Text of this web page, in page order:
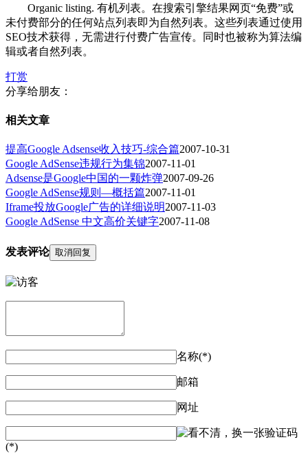
Organic listing. 有机列表。在搜索引擎结果网页“免费”或
未付费部分的任何站点列表即为自然列表。这些列表通过使用
SEO技术获得，无需进行付费广告宣传。同时也被称为算法编
辑或者自然列表。
打赏
分享给朋友：
相关文章
提高Google Adsense收入技巧-综合篇2007-10-31
Google AdSense违规行为集锦2007-11-01
Adsense是Google中国的一颗炸弹2007-09-26
Google AdSense规则—概括篇2007-11-01
Iframe投放Google广告的详细说明2007-11-03
Google AdSense 中文高价关键字2007-11-08
发表评论 取消回复
名称(*)
邮箱
网址
验证码
(*)